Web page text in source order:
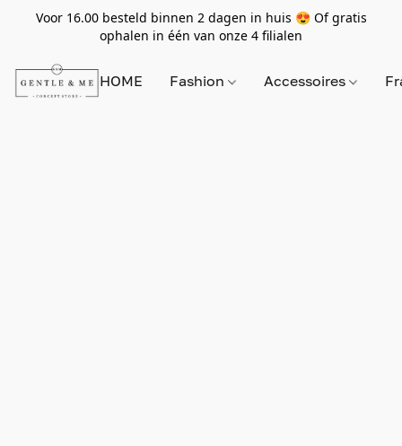
Voor 16.00 besteld binnen 2 dagen in huis 😍 Of gratis
ophalen in één van onze 4 filialen
HOME Fashion Accessoires